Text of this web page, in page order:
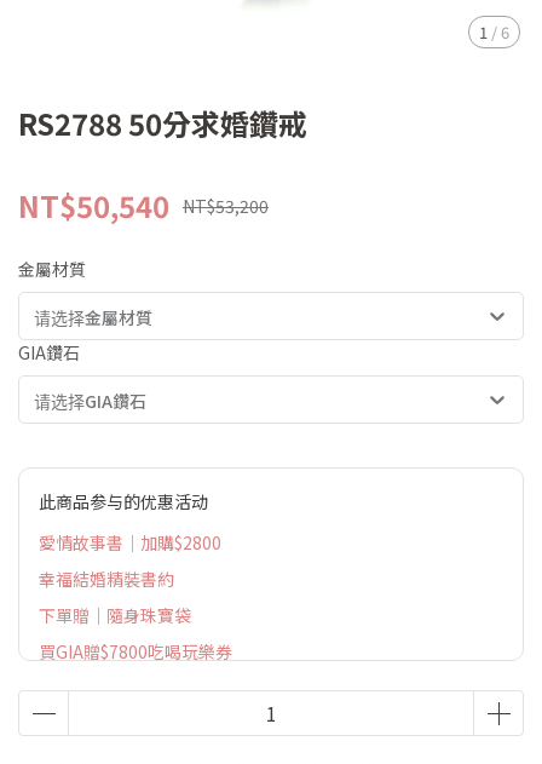
1 /6
RS2788 50分求婚鑽戒
NT$50,540 NT$53,200
金屬材質
请选择金屬材質
GIA鑽石
请选择GIA鑽石
此商品参与的优惠活动
愛情故事書｜加購$2800
幸福結婚精裝書約
下單贈｜隨身珠寶袋
買GIA贈$7800吃喝玩樂券